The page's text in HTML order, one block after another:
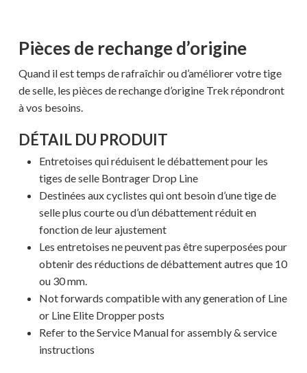
Pièces de rechange d’origine
Quand il est temps de rafraîchir ou d’améliorer votre tige
de selle, les pièces de rechange d’origine Trek répondront
à vos besoins.
DÉTAIL DU PRODUIT
Entretoises qui réduisent le débattement pour les
tiges de selle Bontrager Drop Line
Destinées aux cyclistes qui ont besoin d’une tige de
selle plus courte ou d’un débattement réduit en
fonction de leur ajustement
Les entretoises ne peuvent pas être superposées pour
obtenir des réductions de débattement autres que 10
ou 30 mm.
Not forwards compatible with any generation of Line
or Line Elite Dropper posts
Refer to the Service Manual for assembly & service
instructions